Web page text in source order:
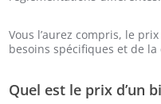
Vous l’aurez compris, le
besoins spécifiques et de
Quel est le prix d’un